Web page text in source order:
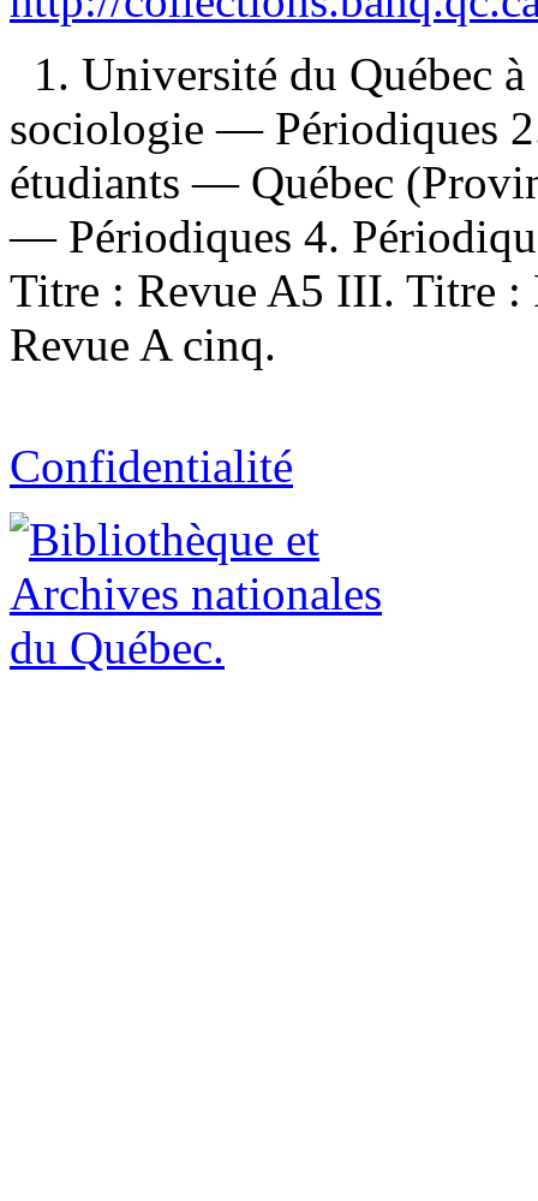
1. Université du Québec
sociologie — Périodiques
étudiants — Québec
— Périodiques 4.
Titre : Revue A5 III. Titre
Revue A cinq.
Confidentialité